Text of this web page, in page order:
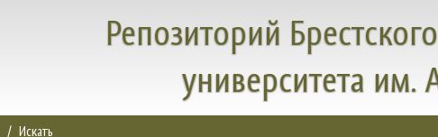
Репозиторий
университета им.
Искать